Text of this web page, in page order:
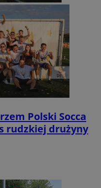
Polski Socca
rudzkiej drużyny